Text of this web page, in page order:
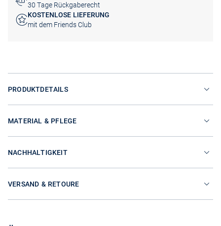
30 Tage Rückgaberecht
KOSTENLOSE LIEFERUNG
mit dem Friends Club
PRODUKTDETAILS
MATERIAL & PFLEGE
NACHHALTIGKEIT
VERSAND & RETOURE